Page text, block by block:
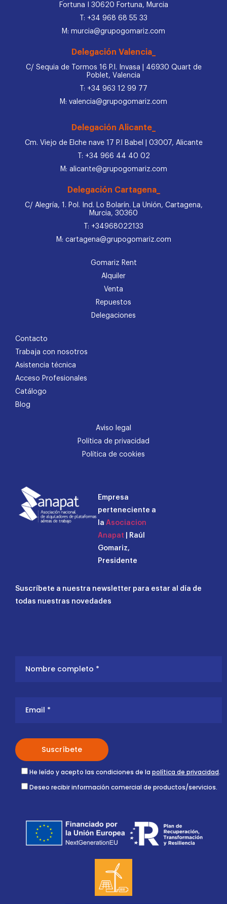
Fortuna I 30620 Fortuna, Murcia
T: +34 968 68 55 33
M: murcia@grupogomariz.com
Delegación Valencia_
C/ Sequia de Tormos 16 P.I. Invasa | 46930 Quart de
Poblet, Valencia
T: +34 963 12 99 77
M: valencia@grupogomariz.com
Delegación Alicante_
Cm. Viejo de Elche nave 17 P.I Babel | 03007, Alicante
T: +34 966 44 40 02
M: alicante@grupogomariz.com
Delegación Cartagena_
C/ Alegría, 1. Pol. Ind. Lo Bolarín. La Unión, Cartagena,
Murcia, 30360
T: +34968022133
M: cartagena@grupogomariz.com
Gomariz Rent
Alquiler
Venta
Repuestos
Delegaciones
Contacto
Trabaja con nosotros
Asistencia técnica
Acceso Profesionales
Catálogo
Blog
Aviso legal
Política de privacidad
Política de cookies
Empresa
perteneciente a
la Asociacion
Anapat | Raúl
Gomariz,
Presidente
Suscríbete a nuestra newsletter para estar al día de
todas nuestras novedades
He leído y acepto las condiciones de la política de privacidad.
Deseo recibir información comercial de productos/servicios.